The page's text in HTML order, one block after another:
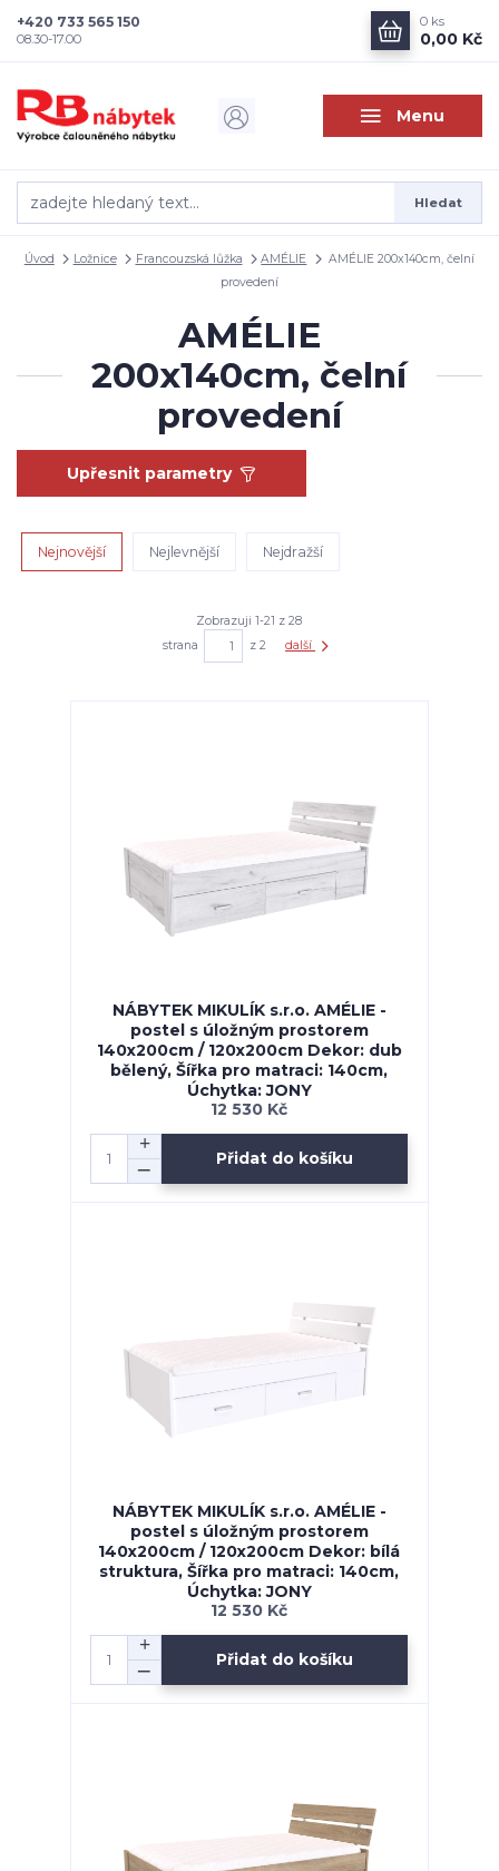
Menu
Hledat
+420 733 565 150
08.30-17.00
0 ks
0,00 Kč
Úvod Ložnice Francouzská lůžka AMÉLIE
AMÉLIE 200x140cm, čelní
provedení
AMÉLIE
200x140cm, čelní
provedení
Upřesnit parametry
Nejnovější Nejlevnější Nejdražší
Zobrazuji 1-21 z 28
strana
z 2 další
NÁBYTEK MIKULÍK s.r.o. AMÉLIE -
postel s úložným prostorem
140x200cm / 120x200cm Dekor: dub
bělený, Šířka pro matraci: 140cm,
Úchytka: JONY
12 530 Kč
Přidat do košíku
NÁBYTEK MIKULÍK s.r.o. AMÉLIE -
postel s úložným prostorem
140x200cm / 120x200cm Dekor: bílá
struktura, Šířka pro matraci: 140cm,
Úchytka: JONY
12 530 Kč
Přidat do košíku